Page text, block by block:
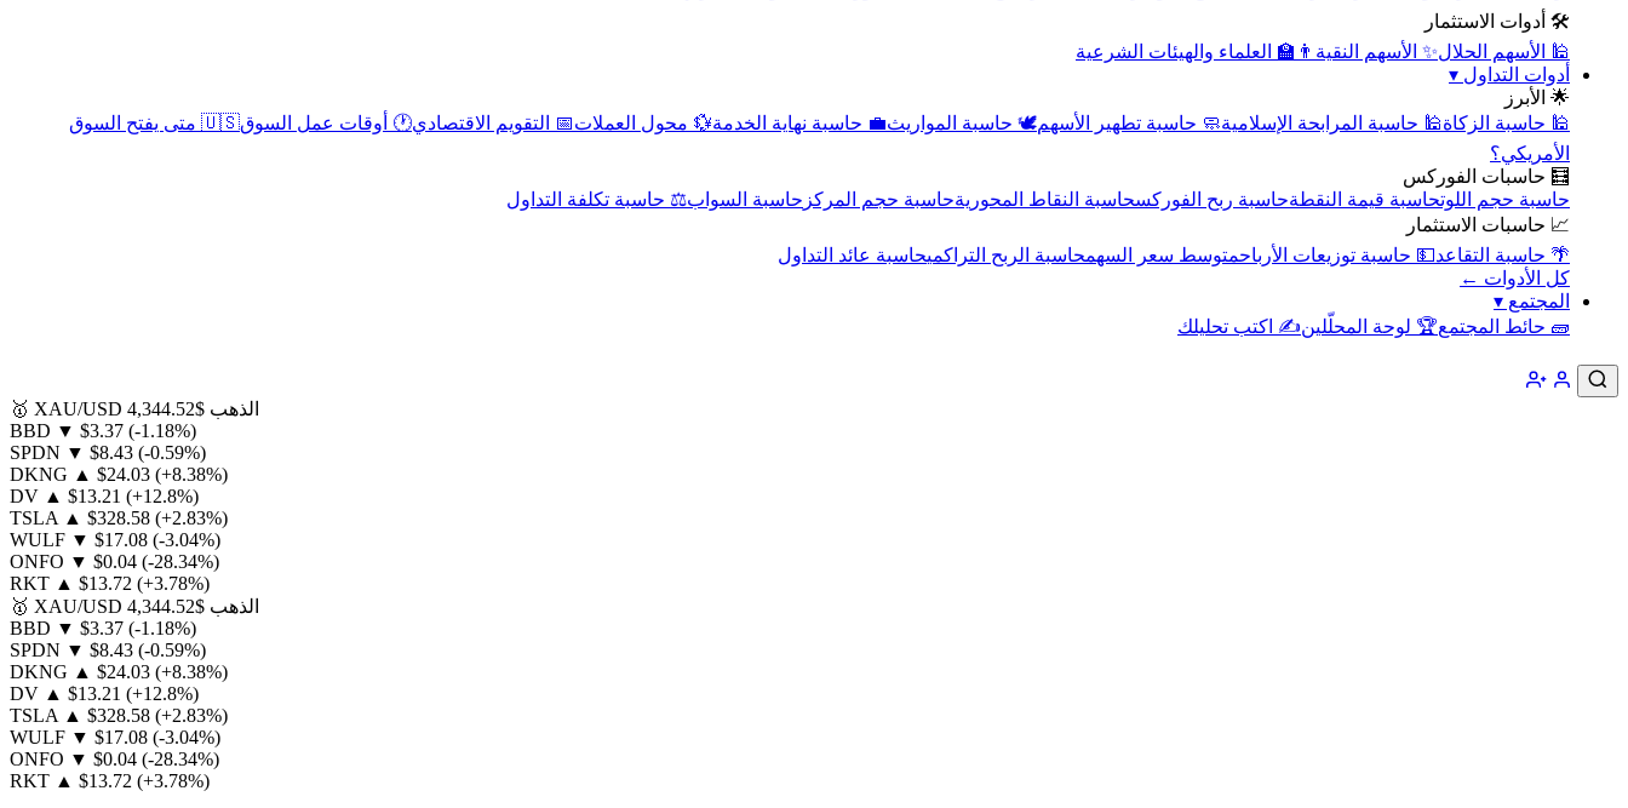
🛠️ أدوات الاستثمار
🕌 الأسهم الحلال✨ الأسهم النقية 👨‍🏫 العلماء والهيئات الشرعية
أدوات التداول ▾
🌟 الأبرز
🕌 حاسبة الزكاة🕌 حاسبة المرابحة الإسلامية🧼 حاسبة تطهير الأسهم🕊️ حاسبة المواريث💼 حاسبة نهاية الخدمة💱 محول العملات📅 التقويم الاقتصادي🕐 أوقات عمل السوق
🇺🇸 متى يفتح السوق
الأمريكي؟
🧮 حاسبات الفوركس
حاسبة حجم اللوتحاسبة قيمة النقطةحاسبة ربح الفوركسحاسبة النقاط المحوريةحاسبة حجم المركز حاسبة السواب⚖️ حاسبة تكلفة التداول
📈 حاسبات الاستثمار
🌴 حاسبة التقاعد💵 حاسبة توزيعات الأرباحمتوسط سعر السهمحاسبة الربح التراكميحاسبة عائد التداول
كل الأدوات ←
المجتمع ▾
🧱 حائط المجتمع🏆 لوحة المحلّلين✍️ اكتب تحليلك
🥇 XAU/USD الذهب $4,344.52
BBD ▼ $3.37 (-1.18%)
SPDN ▼ $8.43 (-0.59%)
DKNG ▲ $24.03 (+8.38%)
DV ▲ $13.21 (+12.8%)
TSLA ▲ $328.58 (+2.83%)
WULF ▼ $17.08 (-3.04%)
ONFO ▼ $0.04 (-28.34%)
RKT ▲ $13.72 (+3.78%)
🥇 XAU/USD الذهب $4,344.52
BBD ▼ $3.37 (-1.18%)
SPDN ▼ $8.43 (-0.59%)
DKNG ▲ $24.03 (+8.38%)
DV ▲ $13.21 (+12.8%)
TSLA ▲ $328.58 (+2.83%)
WULF ▼ $17.08 (-3.04%)
ONFO ▼ $0.04 (-28.34%)
RKT ▲ $13.72 (+3.78%)